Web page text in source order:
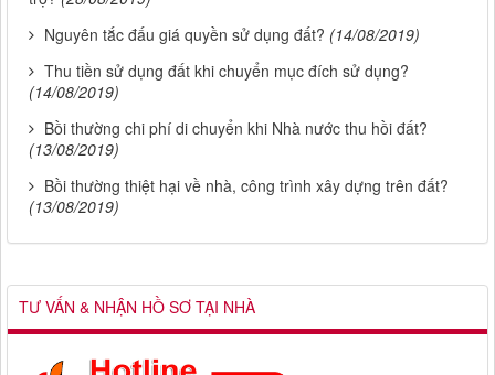
Nguyên tắc đấu giá quyền sử dụng đất? (14/08/2019)
Thu tiền sử dụng đất khi chuyển mục đích sử dụng?
(14/08/2019)
Bồi thường chi phí di chuyển khi Nhà nước thu hồi đất?
(13/08/2019)
Bồi thường thiệt hại về nhà, công trình xây dựng trên đất?
(13/08/2019)
TƯ VẤN & NHẬN HỒ SƠ TẠI NHÀ